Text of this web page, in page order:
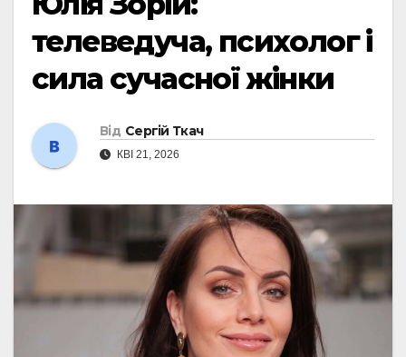
телеведуча, психолог і
сила сучасної жінки
Від Сергій Ткач
КВІ 21, 2026